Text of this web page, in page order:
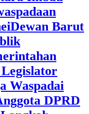
Dewan Barut
Waspadai
DPRD